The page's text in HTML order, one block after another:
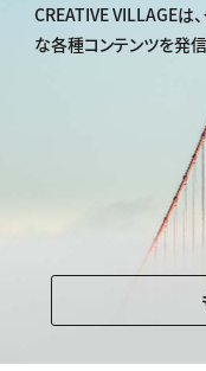
CREATIVE VILLAGEは、
な各種コンテンツを発信